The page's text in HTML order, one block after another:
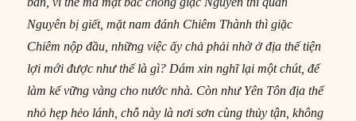
Nguyên bị giết, mặt nam đánh Chiêm Thành thì giặc
Chiêm nộp đầu, những việc ấy chả phải nhờ ở địa thế tiện
lợi mới được như thế là gì? Dám xin nghĩ lại một chút, để
làm kế vững vàng cho nước nhà. Còn như Yên Tôn địa thế
nhỏ hẹp hẻo lánh, chỗ này là nơi sơn cùng thủy tận, không